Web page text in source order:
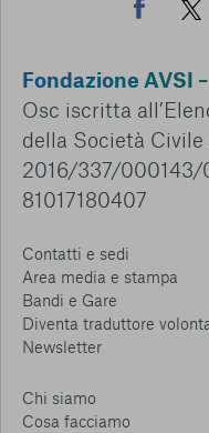
Fondazione AVSI
Osc iscritta
della Società
2016/337/000143/
81017180407
Contatti e sedi
Area media e stampa
Bandi e Gare
Diventa traduttore
Newsletter
Chi siamo
Cosa facciamo